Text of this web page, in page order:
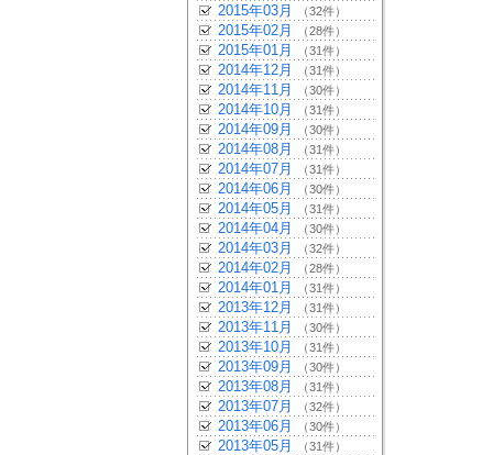
2015年03月 （32件）
2015年02月 （28件）
2015年01月 （31件）
2014年12月 （31件）
2014年11月 （30件）
2014年10月 （31件）
2014年09月 （30件）
2014年08月 （31件）
2014年07月 （31件）
2014年06月 （30件）
2014年05月 （31件）
2014年04月 （30件）
2014年03月 （32件）
2014年02月 （28件）
2014年01月 （31件）
2013年12月 （31件）
2013年11月 （30件）
2013年10月 （31件）
2013年09月 （30件）
2013年08月 （31件）
2013年07月 （32件）
2013年06月 （30件）
2013年05月 （31件）